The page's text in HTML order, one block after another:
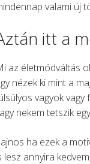
valami új
itt a
az életmódváltás
nézek ki mint a
vagyok
nekem tetszik
ha ezek a
lesz annyira